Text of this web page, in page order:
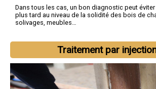
Dans tous les cas, un bon diagnostic peut
plus tard au niveau de la solidité des bois de
solivages, meubles…
Traitement par